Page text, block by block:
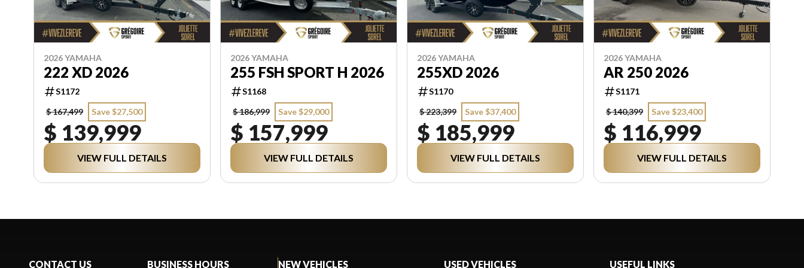
2026 YAMAHA
222 XD 2026
S1172
$ 167,499
Save $27,500
$ 139,999
VIEW FULL DETAILS
2026 YAMAHA
255 FSH SPORT H 2026
S1168
$ 186,999
Save $29,000
$ 157,999
VIEW FULL DETAILS
2026 YAMAHA
255XD 2026
S1170
$ 223,399
Save $37,400
$ 185,999
VIEW FULL DETAILS
2026 YAMAHA
AR 250 2026
S1171
$ 140,399
Save $23,400
$ 116,999
VIEW FULL DETAILS
CONTACT US BUSINESS HOURS NEW VEHICLES USED VEHICLES USEFUL LINKS